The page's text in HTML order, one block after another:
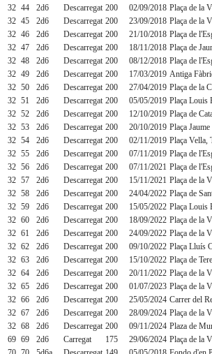
32 44 2d6 Descarregat 200 02/09/2018 Plaça de la
32 45 2d6 Descarregat 200 23/09/2018 Plaça de la
32 46 2d6 Descarregat 200 21/10/2018 Plaça de
32 47 2d6 Descarregat 200 18/11/2018 Plaça de
32 48 2d6 Descarregat 200 08/12/2018 Plaça de
32 49 2d6 Descarregat 200 17/03/2019 Antiga
32 50 2d6 Descarregat 200 27/04/2019 Plaça de la
32 51 2d6 Descarregat 200 05/05/2019 Plaça Louis
32 52 2d6 Descarregat 200 12/10/2019 Plaça de
32 53 2d6 Descarregat 200 20/10/2019 Plaça
32 54 2d6 Descarregat 200 02/11/2019 Plaça Vella,
32 55 2d6 Descarregat 200 07/11/2019 Plaça de
32 56 2d6 Descarregat 200 07/11/2021 Plaça de
32 57 2d6 Descarregat 200 15/11/2021 Plaça de la
32 58 2d6 Descarregat 200 24/04/2022 Plaça de
32 59 2d6 Descarregat 200 15/05/2022 Plaça Louis
32 60 2d6 Descarregat 200 18/09/2022 Plaça de la
32 61 2d6 Descarregat 200 24/09/2022 Plaça de la
32 62 2d6 Descarregat 200 09/10/2022 Plaça Lluís
32 63 2d6 Descarregat 200 15/10/2022 Plaça de
32 64 2d6 Descarregat 200 20/11/2022 Plaça de la
32 65 2d6 Descarregat 200 01/07/2023 Plaça de la
32 66 2d6 Descarregat 200 25/05/2024 Carrer del
32 67 2d6 Descarregat 200 28/09/2024 Plaça de la
32 68 2d6 Descarregat 200 09/11/2024 Plaza de
69 69 2d6 Carregat 175 29/06/2024 Plaça de la